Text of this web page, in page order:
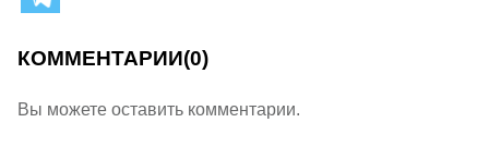
КОММЕНТАРИИ(0)
Вы можете оставить комментарии.